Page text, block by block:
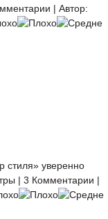
| Автор:
стиля» уверенно
| 3 Комментарии |